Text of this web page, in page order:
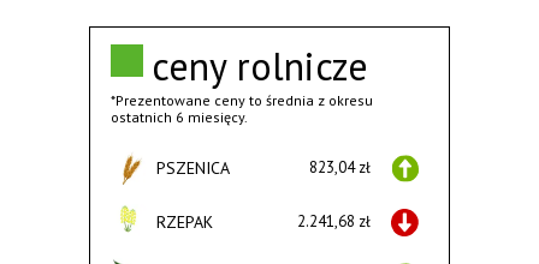
ceny rolnicze
*Prezentowane ceny to średnia z okresu
ostatnich 6 miesięcy.
PSZENICA 823,04 zł
RZEPAK 2.241,68 zł